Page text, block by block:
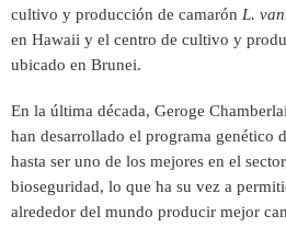
cultivo y producción de camarón L.
en Hawaii y el centro de cultivo y
ubicado en Brunei.
En la última década, Geroge
han desarrollado el programa genético
hasta ser uno de los mejores en el
bioseguridad, lo que ha su vez a
alrededor del mundo producir mejor